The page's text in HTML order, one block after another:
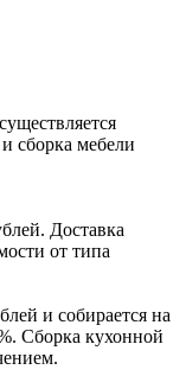
cборка мебели
Доcтавка
от типа
и собирается на
Сборка кухонной